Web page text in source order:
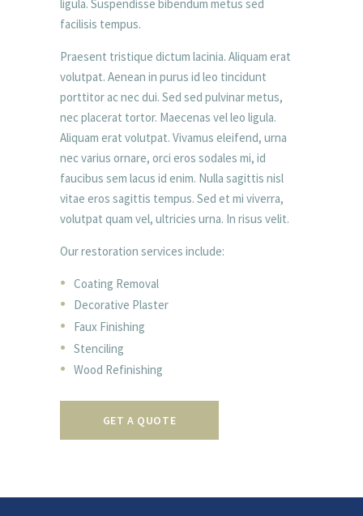
ligula. Suspendisse bibendum metus sed
facilisis tempus.
Praesent tristique dictum lacinia. Aliquam erat
volutpat. Aenean in purus id leo tincidunt
porttitor ac nec dui. Sed sed pulvinar metus,
nec placerat tortor. Maecenas vel leo ligula.
Aliquam erat volutpat. Vivamus eleifend, urna
nec varius ornare, orci eros sodales mi, id
faucibus sem lacus id enim. Nulla sagittis nisl
vitae eros sagittis tempus. Sed et mi viverra,
volutpat quam vel, ultricies urna. In risus velit.
Our restoration services include:
Coating Removal
Decorative Plaster
Faux Finishing
Stenciling
Wood Refinishing
GET A QUOTE